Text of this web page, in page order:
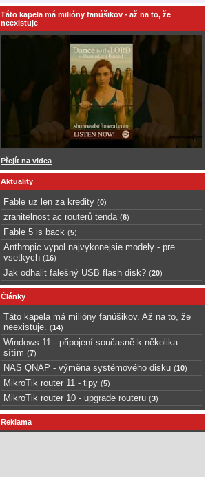
Táto kapela má milióny fanúšikov - až na to, že
neexistuje
Přejít na videa
Aktuality
Fable uz len za kredity (0)
zranitelnost ac routerů tenda (6)
Fable 5 is back (5)
Anthropic vypol najvykonejsie modely - pre
vsetkych (16)
Jak odhalit falešný USB flash disk? (20)
Články
Táto kapela má milióny fanúšikov. Až na to, že
neexistuje.
(14)
Windows 11 - připojení současně k několika
sítím (7)
NAS QNAP - výměna systémového disku (10)
MikroTik router 11 - tipy (5)
MikroTik router 10 - upgrade routeru (3)
Reklama